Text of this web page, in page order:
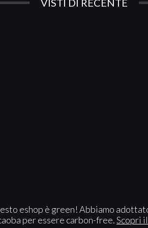
VISTI DI RECENTE
eshop è green! Abbiamo
per essere carbon-free.Scopri